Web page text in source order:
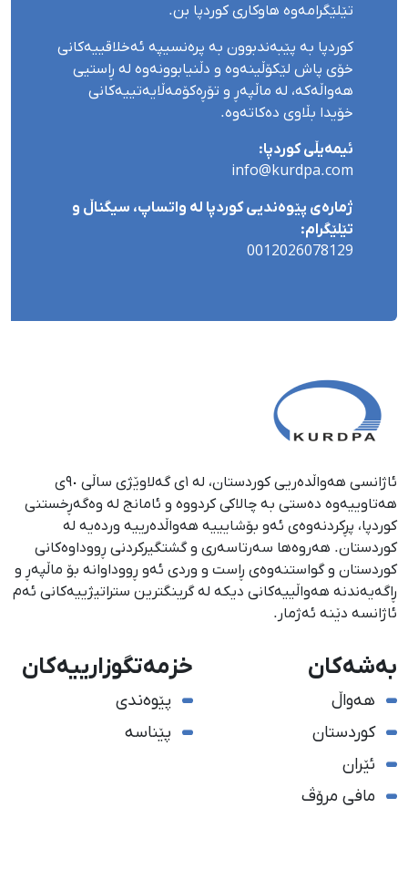
تێلێگرامەوە هاوکاری کوردپا بن.
کوردپا بە پێبەندبوون بە پرەنسیپە ئەخلاقییەکانی
خۆی پاش لێکۆڵینەوە و دڵنیابوونەوە لە ڕاستیی
هەواڵەکە، لە ماڵپەڕ و تۆڕەکۆمەڵایەتییەکانی
خۆیدا بڵاوی دەکاتەوە.
ئیمەیڵی کوردپا:
info@kurdpa.com
ژمارەی پێوەندیی کوردپا لە واتساپ، سیگناڵ و
تێلێگرام:
0012026078129
ئاژانسی هەواڵدەریی کوردستان، لە ١ی گەلاوێژی ساڵی ٩٠ی
هەتاوییەوە دەستی بە چالاکی کردووە و ئامانج لە وەگەڕخستنی
كوردپا، پڕكردنەوەی ئەو بۆشایییە هەواڵدەرییە وردەیە لە
كوردستان. هەروەها سەرتاسەری و گشتگیركردنی ڕووداوەكانی
كوردستان و گواستنەوەی ڕاست و وردی ئەو ڕووداوانە بۆ ماڵپەڕ و
ڕاگەیەندنە هەواڵییەكانی دیكە لە گرینگترین ستراتیژییەكانی ئەم
ئاژانسە دێنە ئەژمار.
بەشەکان
هەواڵ
کوردستان
ئێران
مافی مرۆڤ
خزمەتگوزارییەکان
پێوەندی
پێناسە